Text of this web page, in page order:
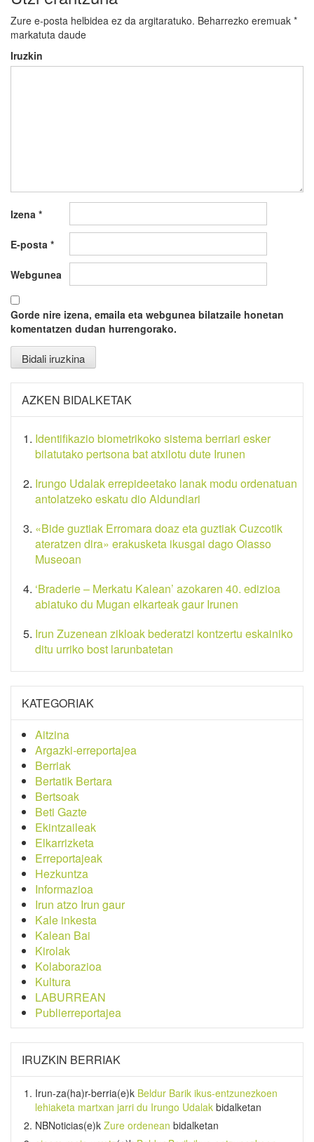
Zure e-posta helbidea ez da argitaratuko. Beharrezko eremuak *
markatuta daude
Iruzkin
Izena *
E-posta *
Webgunea
Gorde nire izena, emaila eta webgunea bilatzaile honetan
komentatzen dudan hurrengorako.
AZKEN BIDALKETAK
Identifikazio biometrikoko sistema berriari esker
bilatutako pertsona bat atxilotu dute Irunen
Irungo Udalak errepideetako lanak modu ordenatuan
antolatzeko eskatu dio Aldundiari
«Bide guztiak Erromara doaz eta guztiak Cuzcotik
ateratzen dira» erakusketa ikusgai dago Oiasso
Museoan
‘Braderie – Merkatu Kalean’ azokaren 40. edizioa
abiatuko du Mugan elkarteak gaur Irunen
Irun Zuzenean zikloak bederatzi kontzertu eskainiko
ditu urriko bost larunbatetan
KATEGORIAK
Aitzina
Argazki-erreportajea
Berriak
Bertatik Bertara
Bertsoak
Beti Gazte
Ekintzaileak
Elkarrizketa
Erreportajeak
Hezkuntza
Informazioa
Irun atzo Irun gaur
Kale inkesta
Kalean Bai
Kirolak
Kolaborazioa
Kultura
LABURREAN
Publierreportajea
IRUZKIN BERRIAK
Irun-za(ha)r-berria(e)k Beldur Barik ikus-entzunezkoen
lehiaketa martxan jarri du Irungo Udalak bidalketan
NBNoticias(e)k Zure ordenean bidalketan